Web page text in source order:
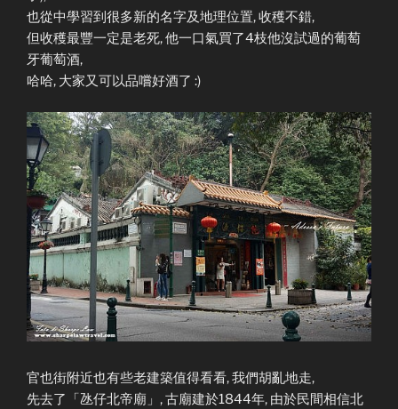
也從中學習到很多新的名字及地理位置, 收穫不錯,
但收穫最豐一定是老死, 他一口氣買了4枝他沒試過的葡萄
牙葡萄酒,
哈哈, 大家又可以品嚐好酒了 :)
官也街附近也有些老建築值得看看, 我們胡亂地走,
先去了「氹仔北帝廟」, 古廟建於1844年, 由於民間相信北